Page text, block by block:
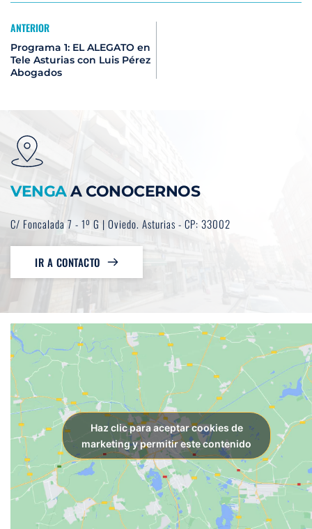
ANTERIOR
Programa 1: EL ALEGATO en
Tele Asturias con Luis Pérez
Abogados
VENGA A CONOCERNOS
C/ Foncalada 7 - 1º G | Oviedo. Asturias - CP: 33002
IR A CONTACTO
Haz clic para aceptar cookies de
marketing y permitir este contenido